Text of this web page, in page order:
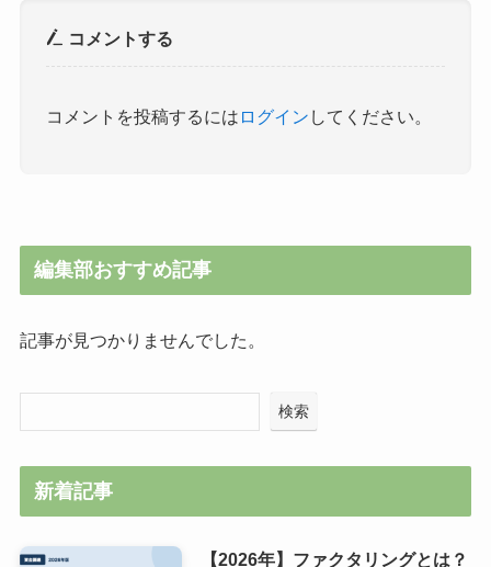
コメントする
コメントを投稿するには ログイン してください。
編集部おすすめ記事
記事が見つかりませんでした。
検索
新着記事
【2026年】ファクタリングとは？